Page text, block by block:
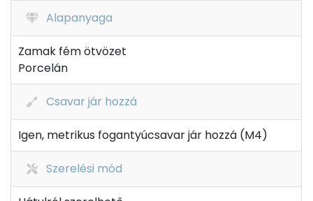
Alapanyaga
Zamak fém ötvözet
Porcelán
Csavar jár hozzá
Igen, metrikus fogantyúcsavar jár hozzá (M4)
Szerelési mód